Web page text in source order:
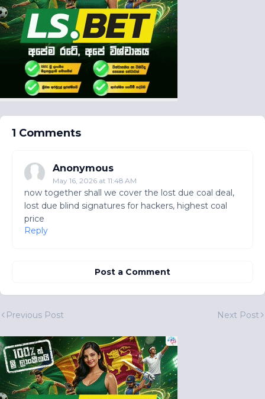
1 Comments
Anonymous
May 16, 2026 at 11:48 AM
now together shall we cover the lost due coal deal,
lost due blind signatures for hackers, highest coal
price
Reply
Post a Comment
Previous Post Next Post